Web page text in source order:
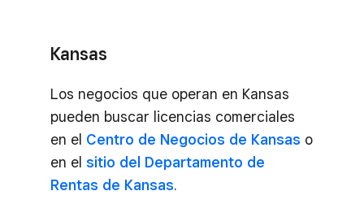
Kansas
Los negocios que operan en Kansas
pueden buscar licencias comerciales
en el Centro de Negocios de Kansas o
en el sitio del Departamento de
Rentas de Kansas.